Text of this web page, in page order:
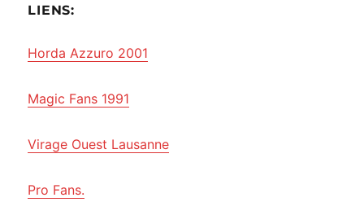
LIENS:
Horda Azzuro 2001
Magic Fans 1991
Virage Ouest Lausanne
Pro Fans.